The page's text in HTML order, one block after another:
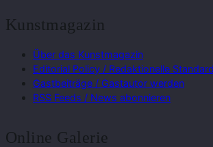
Kunstmagazin
Über das Kunstmagazin
Editorial Policy / Redaktionelle
Gastbeiträge / Gastautor werden
RSS Feeds / News abonnieren
Online Galerie